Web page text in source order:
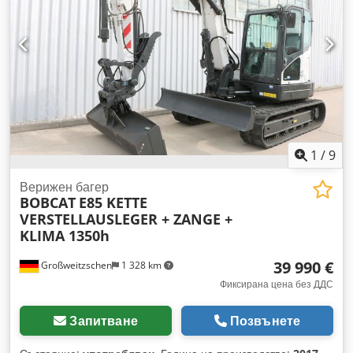
Състояние: Ново устройство Техническо състояние: Ново
Предни гуми – тип: Вулколан Предни гуми – състояние: 80 -
100% Задни гуми – тип: Вулколан Задни гуми – състояние:
60 - 80% Батерия – волтаж: 24V Батерия – капацитет: 20Ah
Тип батерия: Литиево-йонна Година на производство на
батерията: 2024 Състояние на батерията: 80 - 100%
Dkjdpjzrildjfx Akpor CE сертификат, Литиево-йонна
безподдръжкова батерия 24 V
1 /9
Großweitzschen 1 328 km
Верижен багер
BOBCAT E85 KETTE
VERSTELLAUSLEGER + ZANGE +
KLIMA 1350h
39 990 €
Фиксирана цена без ДДС
Запитване Позвънете